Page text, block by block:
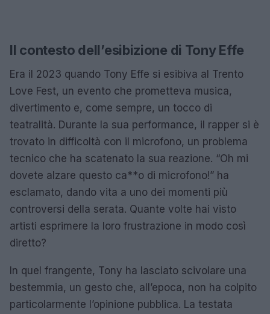
Il contesto dell’esibizione di Tony Effe
Era il 2023 quando Tony Effe si esibiva al Trento
Love Fest, un evento che prometteva musica,
divertimento e, come sempre, un tocco di
teatralità. Durante la sua performance, il rapper si è
trovato in difficoltà con il microfono, un problema
tecnico che ha scatenato la sua reazione. “Oh mi
dovete alzare questo ca**o di microfono!” ha
esclamato, dando vita a uno dei momenti più
controversi della serata. Quante volte hai visto
artisti esprimere la loro frustrazione in modo così
diretto?
In quel frangente, Tony ha lasciato scivolare una
bestemmia, un gesto che, all’epoca, non ha colpito
particolarmente l’opinione pubblica. La testata